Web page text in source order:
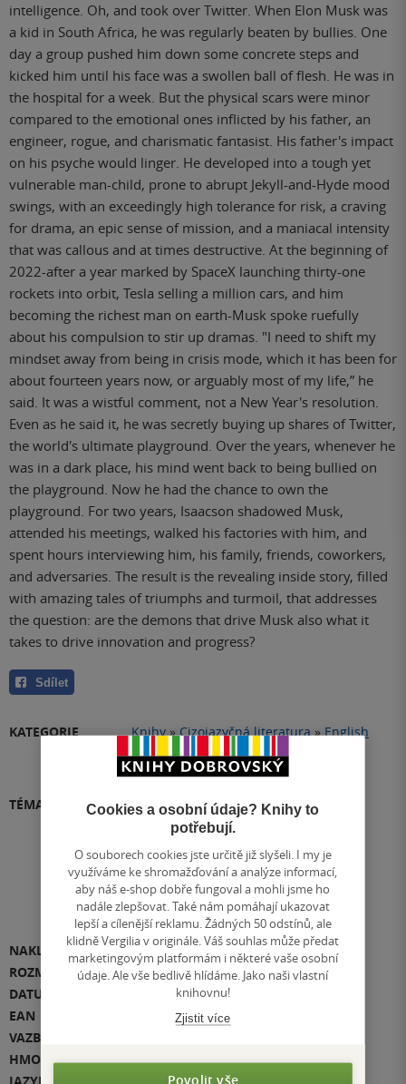
intelligence. Oh, and took over Twitter. When Elon Musk was
a kid in South Africa, he was regularly beaten by bullies. One
day a group pushed him down some concrete steps and
kicked him until his face was a swollen ball of flesh. He was in
the hospital for a week. But the physical scars were minor
compared to the emotional ones inflicted by his father, an
engineer, rogue, and charismatic fantasist. His father's impact
on his psyche would linger. He developed into a tough yet
vulnerable man-child, prone to abrupt Jekyll-and-Hyde mood
swings, with an exceedingly high tolerance for risk, a craving
for drama, an epic sense of mission, and a maniacal intensity
that was callous and at times destructive. At the beginning of
2022-after a year marked by SpaceX launching thirty-one
rockets into orbit, Tesla selling a million cars, and him
becoming the richest man on earth-Musk spoke ruefully
about his compulsion to stir up dramas. "I need to shift my
mindset away from being in crisis mode, which it has been for
about fourteen years now, or arguably most of my life,” he
said. It was a wistful comment, not a New Year's resolution.
Even as he said it, he was secretly buying up shares of Twitter,
the world's ultimate playground. Over the years, whenever he
was in a dark place, his mind went back to being bullied on
the playground. Now he had the chance to own the
playground. For two years, Isaacson shadowed Musk,
attended his meetings, walked his factories with him, and
spent hours interviewing him, his family, friends, coworkers,
and adversaries. The result is the revealing inside story, filled
with amazing tales of triumphs and turmoil, that addresses
the question: are the demons that drive Musk also what it
takes to drive innovation and progress?
Sdílet
KATEGORIE Knihy»Cizojazyčná literatura»English
Knihy » Poškozené zboží
TÉMATA
populární věda
vesmír
umělá inteligence
management
twitter +7
Přidat téma
NAKLADATEL
Simon & Schuster
ROZMĚR
15,3 x 23,4 cm
DATUM VYDÁNÍ
21.09.2023
EAN
DEF0000155977
VAZBA
HMOTNOST
854 g
Cookies a osobní údaje? Knihy to
potřebují.
O souborech cookies jste určitě již slyšeli. I my je
využíváme ke shromažďování a analýze informací,
aby náš e-shop dobře fungoval a mohli jsme ho
nadále zlepšovat. Také nám pomáhají ukazovat
lepší a cílenější reklamu. Žádných 50 odstínů, ale
klidně Vergilia v originále. Váš souhlas může předat
marketingovým platformám i některé vaše osobní
údaje. Ale vše bedlivě hlídáme. Jako naši vlastní
knihovnu!
Zjistit více
Povolit vše